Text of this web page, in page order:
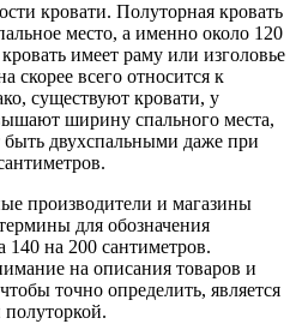
кровати. Полуторная кровать
место, а именно около 120
имеет раму или изголовье
скорее всего относится к
существуют кровати, у
ширину спального места,
двухспальными даже при
производители и магазины
для обозначения
140 на 200 сантиметров.
на описания товаров и
точно определить, является
полуторкой.